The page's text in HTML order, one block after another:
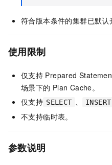
符合版本条件的集群已默认
使用限制
仅支持 Prepared
场景下的 Plan Cache。
仅支持 SELECT 、 INSERT
不支持临时表。
参数说明